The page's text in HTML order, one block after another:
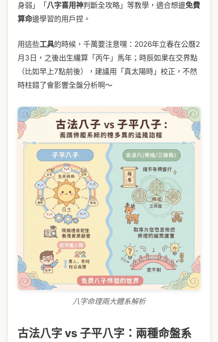
身弱」「八字喜用神判斷全攻略」等教學，適合想邊免費
算命邊學習的用戶捏。
用這些工具的時候，千萬要注意嘿：2026年立春在公曆2
月3日，之後出生纔算「丙午」馬年；時辰如果在交界點
（比如早上7點前後），建議用「真太陽時」校正，不然
時柱錯了會影響全盤分析啊～
八字命理兩大體系解析
古法八字 vs 子平八字：兩種命盤系